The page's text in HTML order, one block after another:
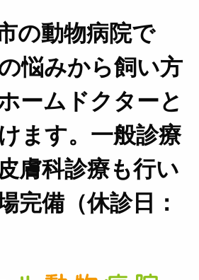
の動物病院で
悩みから飼い方
ームドクターと
ます。一般診療
膚科診療も行い
完備（休診日：